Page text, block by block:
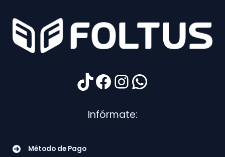
TikTok
Facebook
Instagram
WhatsApp
Infórmate:
Método de Pago